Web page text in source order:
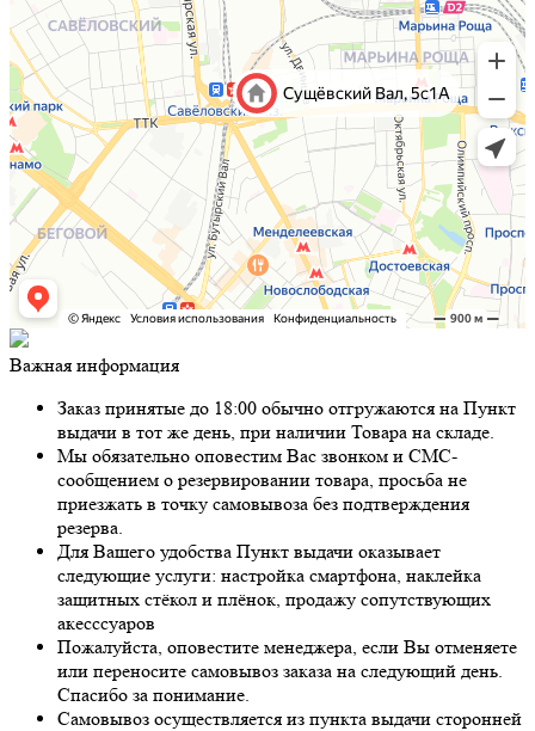
Важная информация
Заказ принятые до 18:00 обычно отгружаются на Пункт
выдачи в тот же день, при наличии Товара на складе.
Мы обязательно оповестим Вас звонком и СМС-
сообщением о резервировании товара, просьба не
приезжать в точку самовывоза без подтверждения
резерва.
Для Вашего удобства Пункт выдачи оказывает
следующие услуги: настройка смартфона, наклейка
защитных стёкол и плёнок, продажу сопутствующих
акесссуаров
Пожалуйста, оповестите менеджера, если Вы отменяете
или переносите самовывоз заказа на следующий день.
Спасибо за понимание.
Самовывоз осуществляется из пункта выдачи сторонней